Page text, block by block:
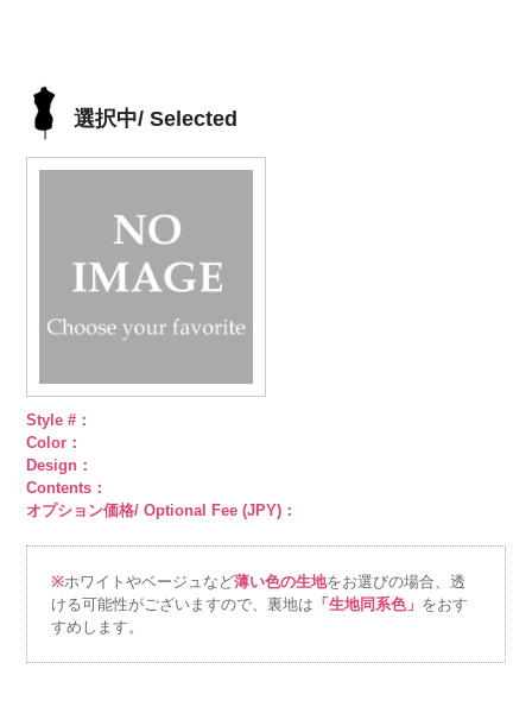
プラ100％
DOLCELABY、
6000
DOLCELABY、
6000
選択中/ Selected
Style #：
Color：
Design：
Contents：
オプション価格/ Optional Fee (JPY)：
※ホワイトやベージュなど薄い色の生地をお選びの場合、透
ける可能性がございますので、裏地は 「生地同系色」 をおす
すめします。